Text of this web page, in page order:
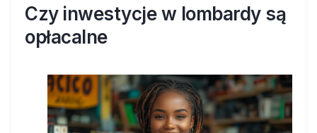
Czy inwestycje w lombardy są
opłacalne